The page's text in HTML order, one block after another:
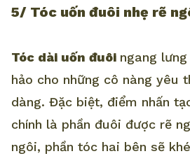
5/ Tóc uốn đuôi nhẹ rẽ
Tóc dài uốn đuôi ngang
hảo cho những cô nàng yêu
dàng. Đặc biệt, điểm nhấn
chính là phần đuôi được rẽ
ngôi, phần tóc hai bên sẽ